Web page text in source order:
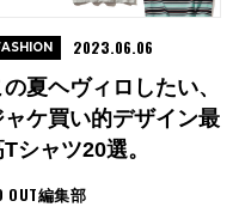
の夏ヘヴィロしたい、
ャケ買い的デザイン最
シャツ20選。
OUT編集部
2023.06.06